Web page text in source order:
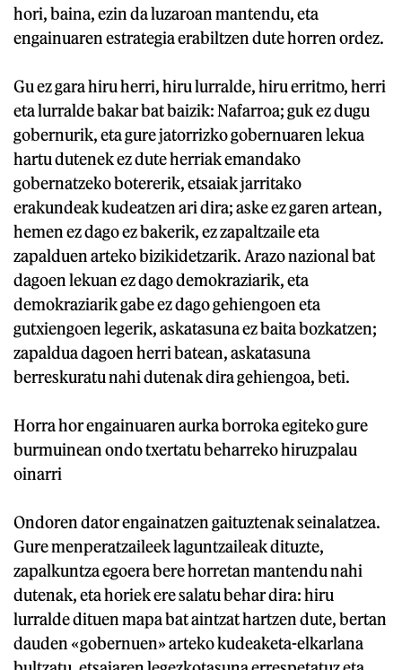
hori, baina, ezin da luzaroan mantendu, eta
engainuaren estrategia erabiltzen dute horren ordez.
Gu ez gara hiru herri, hiru lurralde, hiru erritmo, herri
eta lurralde bakar bat baizik: Nafarroa; guk ez dugu
gobernurik, eta gure jatorrizko gobernuaren lekua
hartu dutenek ez dute herriak emandako
gobernatzeko botererik, etsaiak jarritako
erakundeak kudeatzen ari dira; aske ez garen artean,
hemen ez dago ez bakerik, ez zapaltzaile eta
zapalduen arteko bizikidetzarik. Arazo nazional bat
dagoen lekuan ez dago demokraziarik, eta
demokraziarik gabe ez dago gehiengoen eta
gutxiengoen legerik, askatasuna ez baita bozkatzen;
zapaldua dagoen herri batean, askatasuna
berreskuratu nahi dutenak dira gehiengoa, beti.
Horra hor engainuaren aurka borroka egiteko gure
burmuinean ondo txertatu beharreko hiruzpalau
oinarri
Ondoren dator engainatzen gaituztenak seinalatzea.
Gure menperatzaileek laguntzaileak dituzte,
zapalkuntza egoera bere horretan mantendu nahi
dutenak, eta horiek ere salatu behar dira: hiru
lurralde dituen mapa bat aintzat hartzen dute, bertan
dauden «gobernuen» arteko kudeaketa-elkarlana